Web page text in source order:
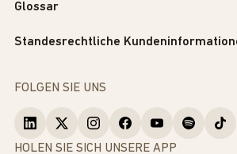
Glossar
Standesrechtliche
FOLGEN SIE UNS
HOLEN SIE SICH UNSERE APP